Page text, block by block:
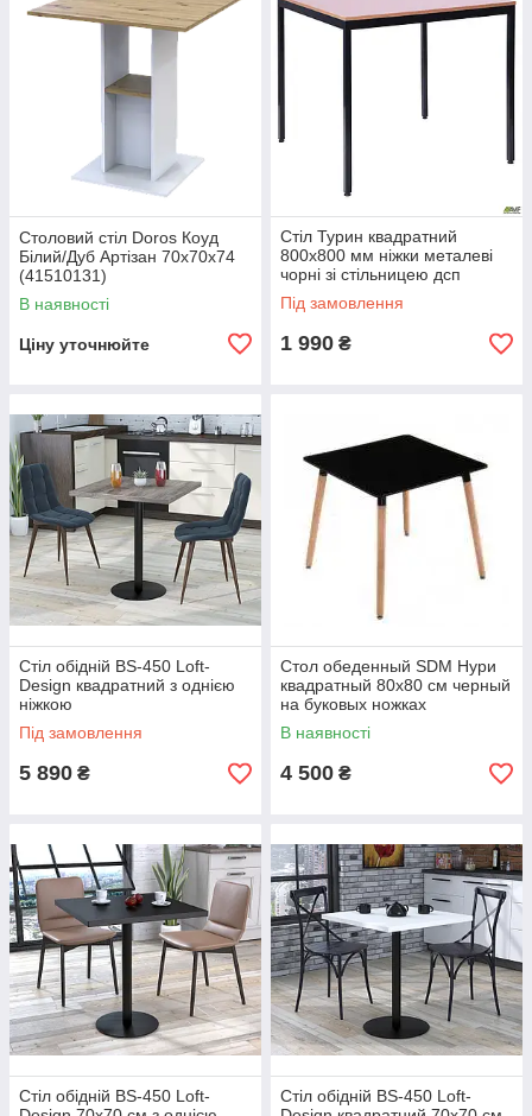
Столовий стіл Doros Коуд
Білий/Дуб Артізан 70х70х74
(41510131)
В наявності
Ціну уточнюйте
Стіл Турин квадратний
800х800 мм ніжки металеві
чорні зі стільницею дсп
Під замовлення
1 990 ₴
Стіл обідній BS-450 Loft-
Design квадратний з однією
ніжкою
Під замовлення
5 890 ₴
Стол обеденный SDM Нури
квадратный 80х80 см черный
на буковых ножках
В наявності
4 500 ₴
Стіл обідній BS-450 Loft-
Стіл обідній BS-450 Loft-